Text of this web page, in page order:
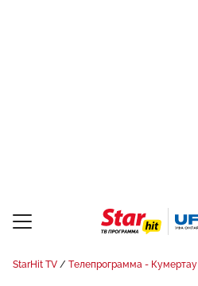
StarHit TV Телепрограмма - Кумертау